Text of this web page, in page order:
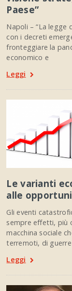
Paese”
Napoli – “La legge
con i decreti
fronteggiare la
economico e
Leggi
Le varianti
alle
Gli eventi
sempre effetti, più
macchina sociale
terremoti, di guerre
Leggi